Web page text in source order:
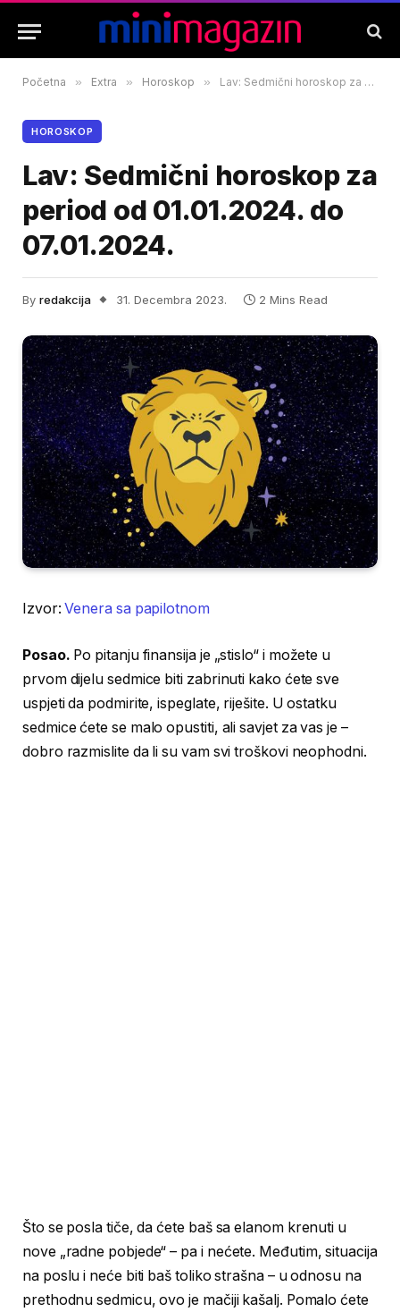
Početna » Extra » Horoskop » Lav: Sedmični horoskop za period od 01.01.2024. do 07.01.2024.
HOROSKOP
Lav: Sedmični horoskop za
period od 01.01.2024. do
07.01.2024.
By redakcija 31. Decembra 2023. 2 Mins Read
Izvor:Venera sa papilotnom
Posao. Po pitanju finansija je „stislo“ i možete u
prvom dijelu sedmice biti zabrinuti kako ćete sve
uspjeti da podmirite, ispeglate, riješite. U ostatku
sedmice ćete se malo opustiti, ali savjet za vas je –
dobro razmislite da li su vam svi troškovi neophodni.
Što se posla tiče, da ćete baš sa elanom krenuti u
nove „radne pobjede“ – pa i nećete. Međutim, situacija
na poslu i neće biti baš toliko strašna – u odnosu na
prethodnu sedmicu, ovo je mačiji kašalj. Pomalo ćete